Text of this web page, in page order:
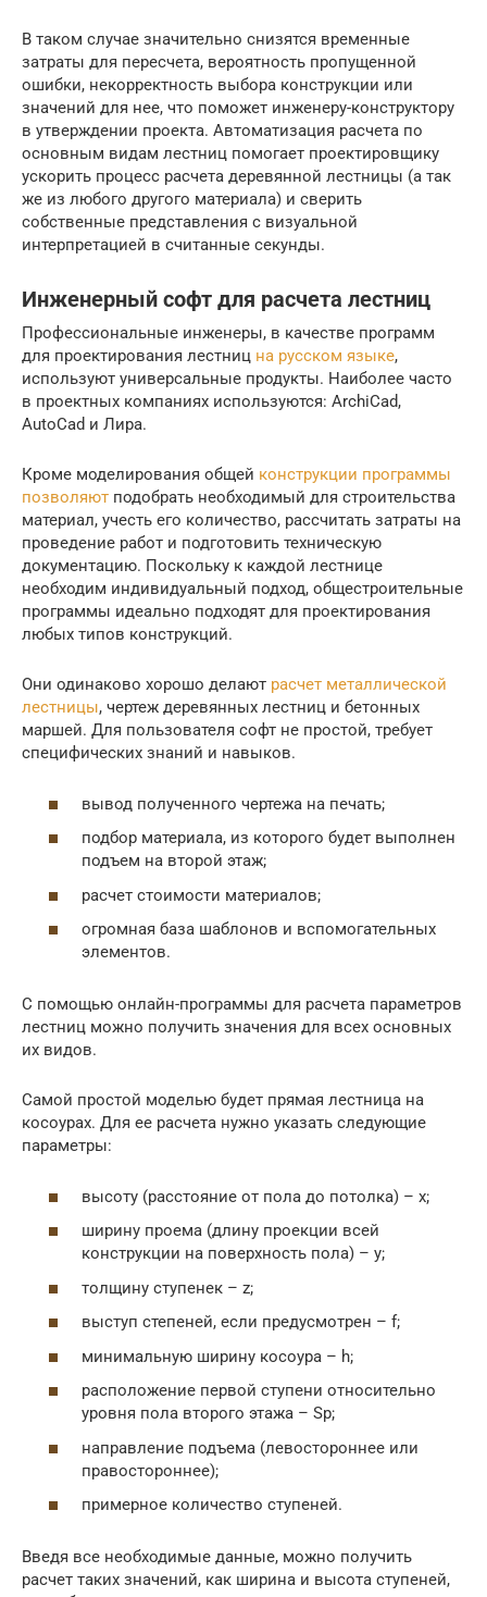
В таком случае значительно снизятся временные
затраты для пересчета, вероятность пропущенной
ошибки, некорректность выбора конструкции или
значений для нее, что поможет инженеру-конструктору
в утверждении проекта. Автоматизация расчета по
основным видам лестниц помогает проектировщику
ускорить процесс расчета деревянной лестницы (а так
же из любого другого материала) и сверить
собственные представления с визуальной
интерпретацией в считанные секунды.
Инженерный софт для расчета лестниц
Профессиональные инженеры, в качестве программ
для проектирования лестниц на русском языке,
используют универсальные продукты. Наиболее часто
в проектных компаниях используются: ArchiCad,
AutoCad и Лира.
Кроме моделирования общей конструкции программы
позволяют подобрать необходимый для строительства
материал, учесть его количество, рассчитать затраты на
проведение работ и подготовить техническую
документацию. Поскольку к каждой лестнице
необходим индивидуальный подход, общестроительные
программы идеально подходят для проектирования
любых типов конструкций.
Они одинаково хорошо делают расчет металлической
лестницы, чертеж деревянных лестниц и бетонных
маршей. Для пользователя софт не простой, требует
специфических знаний и навыков.
вывод полученного чертежа на печать;
подбор материала, из которого будет выполнен
подъем на второй этаж;
расчет стоимости материалов;
огромная база шаблонов и вспомогательных
элементов.
С помощью онлайн-программы для расчета параметров
лестниц можно получить значения для всех основных
их видов.
Самой простой моделью будет прямая лестница на
косоурах. Для ее расчета нужно указать следующие
параметры:
высоту (расстояние от пола до потолка) – х;
ширину проема (длину проекции всей
конструкции на поверхность пола) – y;
толщину ступенек – z;
выступ степеней, если предусмотрен – f;
минимальную ширину косоура – h;
расположение первой ступени относительно
уровня пола второго этажа – Sp;
направление подъема (левостороннее или
правостороннее);
примерное количество ступеней.
Введя все необходимые данные, можно получить
расчет таких значений, как ширина и высота ступеней,